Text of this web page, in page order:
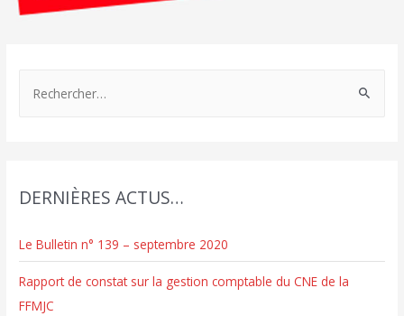
r
h
e
r
DERNIÈRES ACTUS…
Le Bulletin n° 139 – septembre 2020
Rapport de constat sur la gestion comptable du CNE de la
FFMJC